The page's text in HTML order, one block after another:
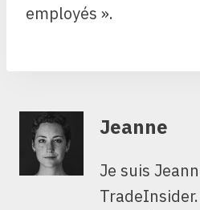
employés ».
Jeanne
Je suis